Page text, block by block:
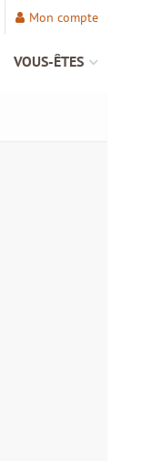
Mon compte
VOUS-ÊTES